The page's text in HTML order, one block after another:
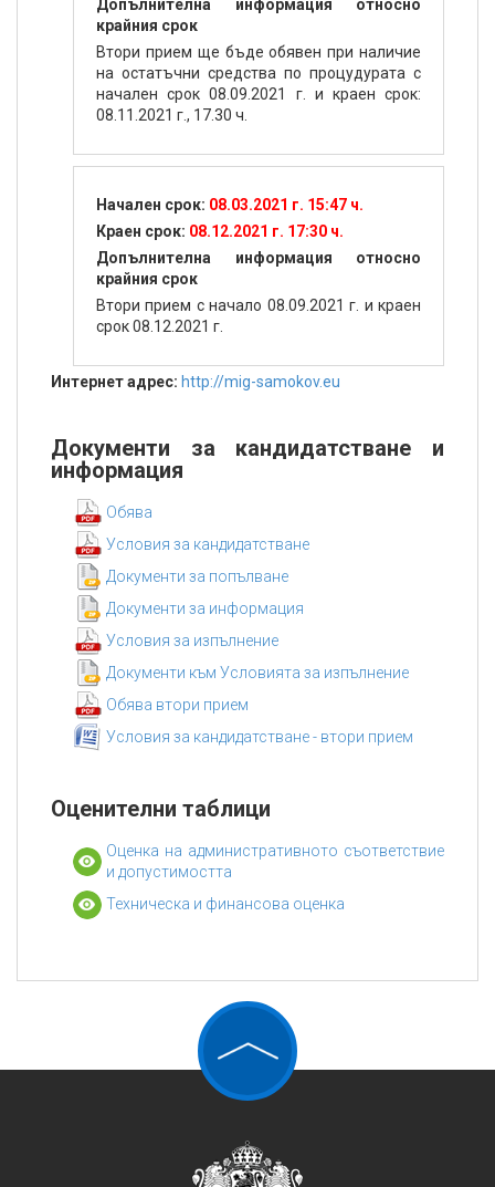
Допълнителна информация относно
крайния срок
Втори прием ще бъде обявен при наличие
на остатъчни средства по процудурата с
начален срок 08.09.2021 г. и краен срок:
08.11.2021 г., 17.30 ч.
Начален срок: 08.03.2021 г. 15:47 ч.
Краен срок: 08.12.2021 г. 17:30 ч.
Допълнителна информация относно
крайния срок
Втори прием с начало 08.09.2021 г. и краен
срок 08.12.2021 г.
Интернет адрес: http://mig-samokov.eu
Документи за кандидатстване и
информация
Обява
Условия за кандидатстване
Документи за попълване
Документи за информация
Условия за изпълнение
Документи към Условията за изпълнение
Обява втори прием
Условия за кандидатстване - втори прием
Оценителни таблици
Оценка на административното съответствие
и допустимостта
Техническа и финансова оценка